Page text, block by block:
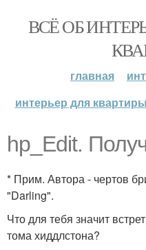
ВСЁ ОБ
главная
интерьер для квартиры
hp_Edit.
* Прим. Автора - чертов
"Darling".
Что для тебя значит
тома хиддлстона?